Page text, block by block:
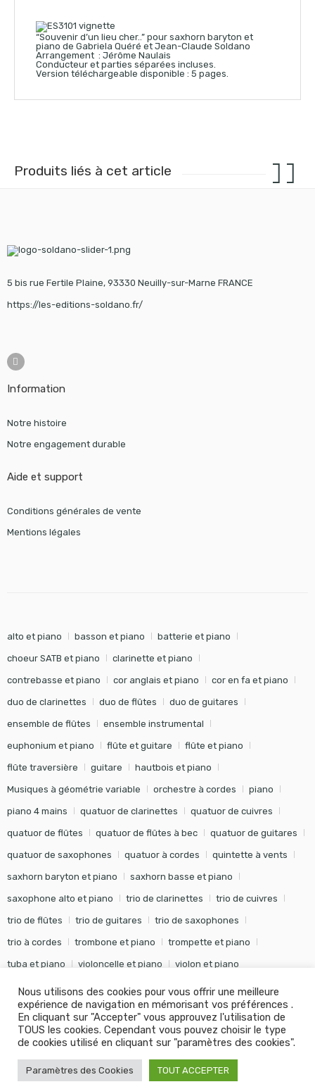
“Souvenir d’un lieu cher..” pour saxhorn baryton et
piano de Gabriela Quéré et Jean-Claude Soldano
Arrangement : Jérôme Naulais
Conducteur et parties séparées incluses.
Version téléchargeable disponible : 5 pages.
Produits liés à cet article
5 bis rue Fertile Plaine, 93330 Neuilly-sur-Marne FRANCE
https://les-editions-soldano.fr/
Information
Notre histoire
Notre engagement durable
Aide et support
Conditions générales de vente
Mentions légales
alto et piano basson et piano batterie et piano
choeur SATB et piano clarinette et piano
contrebasse et piano cor anglais et piano cor en fa et piano
duo de clarinettes duo de flûtes duo de guitares
ensemble de flûtes ensemble instrumental
euphonium et piano flûte et guitare flûte et piano
flûte traversière guitare hautbois et piano
Musiques à géométrie variable orchestre à cordes piano
piano 4 mains quatuor de clarinettes quatuor de cuivres
quatuor de flûtes quatuor de flûtes à bec quatuor de guitares
quatuor de saxophones quatuor à cordes quintette à vents
saxhorn baryton et piano saxhorn basse et piano
saxophone alto et piano trio de clarinettes trio de cuivres
trio de flûtes trio de guitares trio de saxophones
trio à cordes trombone et piano trompette et piano
tuba et piano violoncelle et piano violon et piano
© Editions Soldano - Tous droits réservés - Conception Khalid
KANOUF Agence Digitale
Nous utilisons des cookies pour vous offrir une meilleure
expérience de navigation en mémorisant vos préférences .
En cliquant sur "Accepter" vous approuvez l'utilisation de
TOUS les cookies. Cependant vous pouvez choisir le type
de cookies utilisé en cliquant sur "paramètres des cookies".
Paramètres des Cookies TOUT ACCEPTER